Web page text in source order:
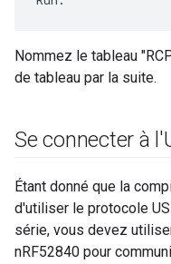
Nommez le tableau
de tableau par la suite.
Se connecter à
Étant donné que la
d'utiliser le protocole
série, vous devez
nRF52840 pour